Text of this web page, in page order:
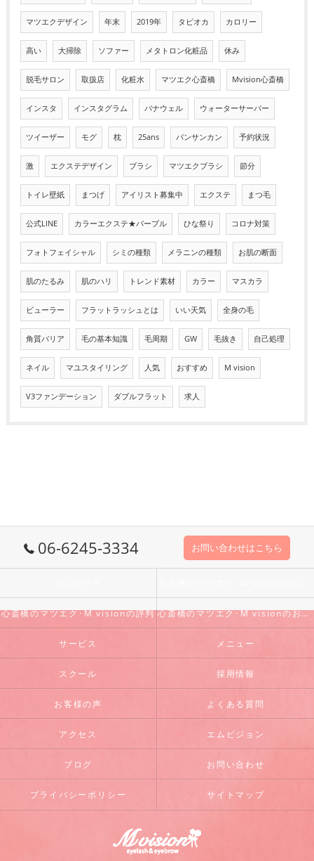
マツエクデザイン 年末 2019年 タピオカ カロリー
高い 大掃除 ソファー メタトロン化粧品 休み
脱毛サロン 取扱店 化粧水 マツエク心斎橋 Mvision心斎橋
インスタ インスタグラム バナウェル ウォーターサーバー
ツイーザー モグ 枕 25ans バンサンカン 予約状況
激 エクステデザイン ブラシ マツエクブラシ 節分
トイレ壁紙 まつげ アイリスト募集中 エクステ まつ毛
公式LINE カラーエクステ★パープル ひな祭り コロナ対策
フォトフェイシャル シミの種類 メラニンの種類 お肌の断面
肌のたるみ 肌のハリ トレンド素材 カラー マスカラ
ビューラー フラットラッシュとは いい天気 全身の毛
角質バリア 毛の基本知識 毛周期 GW 毛抜き 自己処理
ネイル マユスタイリング 人気 おすすめ M vision
V3ファンデーション ダブルフラット 求人
06-6245-3334 お問い合わせはこちら
心斎橋のマツエク･M visionの評判 心斎橋のマツエク･M visionのお客様の声
サービス メニュー
スクール 採用情報
お客様の声 よくある質問
アクセス エムビジョン
ブログ お問い合わせ
プライバシーポリシー サイトマップ